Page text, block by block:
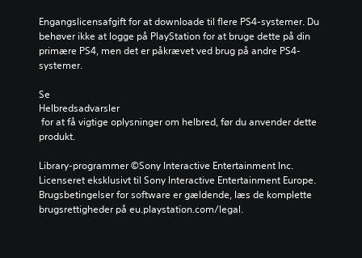
Engangslicensafgift for at downloade til flere PS4-systemer. Du
behøver ikke at logge på PlayStation for at bruge dette på din
primære PS4, men det er påkrævet ved brug på andre PS4-
systemer.
Se
Helbredsadvarsler
produkt.
Library-programmer ©Sony Interactive Entertainment Inc.
Licenseret eksklusivt til Sony Interactive Entertainment Europe.
Brugsbetingelser for software er gældende, læs de komplette
brugsrettigheder på eu.playstation.com/legal.